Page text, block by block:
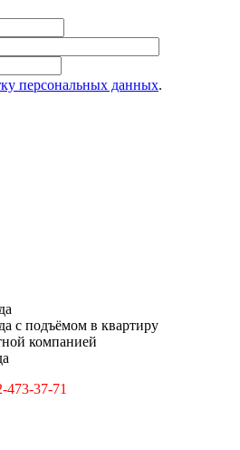
персональных данных.
с подъёмом в квартиру
компанией
473-37-71